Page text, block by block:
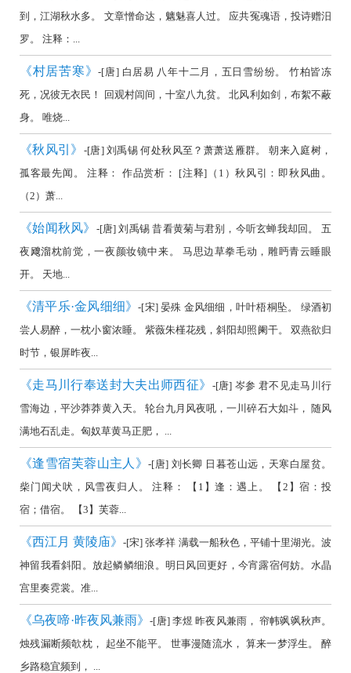
到，江湖秋水多。 文章憎命达，魑魅喜人过。 应共冤魂语，投诗赠汨
罗。 注释：...
《村居苦寒》-[唐] 白居易 八年十二月，五日雪纷纷。 竹柏皆冻
死，况彼无衣民！ 回观村闾间，十室八九贫。 北风利如剑，布絮不蔽
身。 唯烧...
《秋风引》 -[唐] 刘禹锡 何处秋风至？萧萧送雁群。 朝来入庭树，
孤客最先闻。 注释： 作品赏析： [注释]（1）秋风引：即秋风曲。
（2）萧...
《始闻秋风》 -[唐] 刘禹锡 昔看黄菊与君别，今听玄蝉我却回。 五
夜飕溜枕前觉，一夜颜妆镜中来。 马思边草拳毛动，雕眄青云睡眼
开。 天地...
《清平乐·金风细细》-[宋] 晏殊 金风细细，叶叶梧桐坠。 绿酒初
尝人易醉，一枕小窗浓睡。 紫薇朱槿花残，斜阳却照阑干。 双燕欲归
时节，银屏昨夜...
《走马川行奉送封大夫出师西征》 -[唐] 岑参 君不见走马川行
雪海边，平沙莽莽黄入天。 轮台九月风夜吼，一川碎石大如斗， 随风
满地石乱走。匈奴草黄马正肥， ...
《逢雪宿芙蓉山主人》-[唐] 刘长卿 日暮苍山远，天寒白屋贫。
柴门闻犬吠，风雪夜归人。 注释： 【1】逢：遇上。 【2】宿：投
宿；借宿。 【3】芙蓉...
《西江月 黄陵庙》-[宋] 张孝祥 满载一船秋色，平铺十里湖光。波
神留我看斜阳。放起鳞鳞细浪。明日风回更好，今宵露宿何妨。水晶
宫里奏霓裳。准...
《乌夜啼·昨夜风兼雨》-[唐] 李煜 昨夜风兼雨， 帘帏飒飒秋声。
烛残漏断频欹枕， 起坐不能平。 世事漫随流水， 算来一梦浮生。 醉
乡路稳宜频到， ...